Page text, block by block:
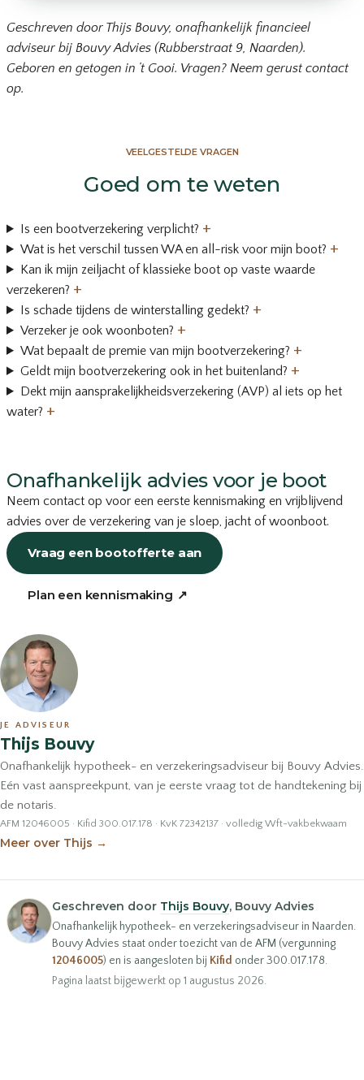
Geschreven door Thijs Bouvy, onafhankelijk financieel
adviseur bij Bouvy Advies (Rubberstraat 9, Naarden).
Geboren en getogen in ’t Gooi. Vragen? Neem gerust contact
op.
VEELGESTELDE VRAGEN
Goed om te weten
Is een bootverzekering verplicht? +
Wat is het verschil tussen WA en all-risk voor mijn boot? +
Kan ik mijn zeiljacht of klassieke boot op vaste waarde
verzekeren? +
Is schade tijdens de winterstalling gedekt? +
Verzeker je ook woonboten? +
Wat bepaalt de premie van mijn bootverzekering? +
Geldt mijn bootverzekering ook in het buitenland? +
Dekt mijn aansprakelijkheidsverzekering (AVP) al iets op het
water? +
Onafhankelijk advies voor je boot
Neem contact op voor een eerste kennismaking en vrijblijvend
advies over de verzekering van je sloep, jacht of woonboot.
Vraag een bootofferte aan
Plan een kennismaking ↗
JE ADVISEUR
Thijs Bouvy
Onafhankelijk hypotheek- en verzekeringsadviseur bij Bouvy Advies.
Eén vast aanspreekpunt, van je eerste vraag tot de handtekening bij
de notaris.
AFM 12046005 · Kifid 300.017.178 · KvK 72342137 · volledig Wft-vakbekwaam
Meer over Thijs →
Geschreven door Thijs Bouvy, Bouvy Advies
Onafhankelijk hypotheek- en verzekeringsadviseur in Naarden.
Bouvy Advies staat onder toezicht van de AFM (vergunning
12046005) en is aangesloten bij Kifid onder 300.017.178.
Pagina laatst bijgewerkt op 1 augustus 2026.